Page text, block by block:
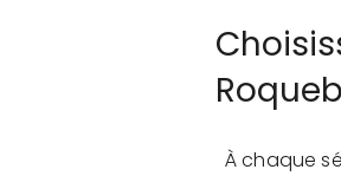
À chaque